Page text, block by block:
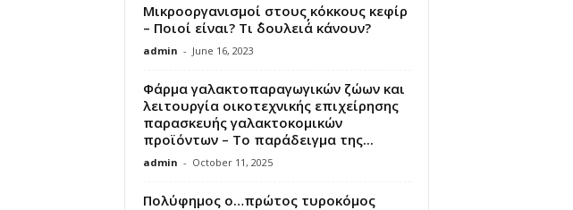
Μικροοργανισμοί στους κόκκους κεφίρ
– Ποιοί είναι? Τι ΄΄δουλειά΄΄ κάνουν?
admin - June 16, 2023
Φάρμα γαλακτοπαραγωγικών ζώων και
λειτουργία οικοτεχνικής επιχείρησης
παρασκευής γαλακτοκομικών
προϊόντων – Το παράδειγμα της...
admin - October 11, 2025
Πολύφημος ο…πρώτος τυροκόμος